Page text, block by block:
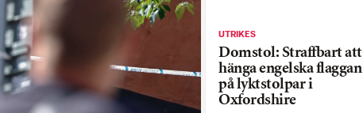
UTRIKES
Domstol: Straffbart att
hänga engelska flaggan
på lyktstolpar i
Oxfordshire